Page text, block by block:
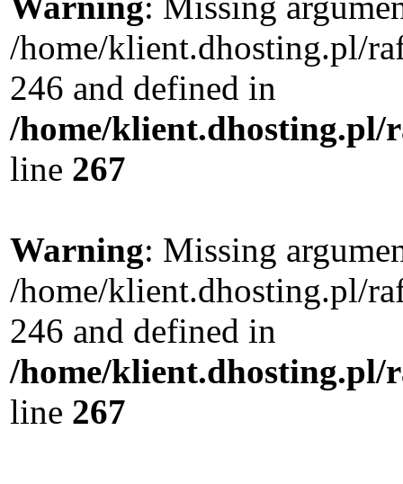
/home/klient.dhosting.pl/
246 and defined in
/home/klient.dhosting.pl/
line 267
Warning: Missing
/home/klient.dhosting.pl/
246 and defined in
/home/klient.dhosting.pl/
line 267